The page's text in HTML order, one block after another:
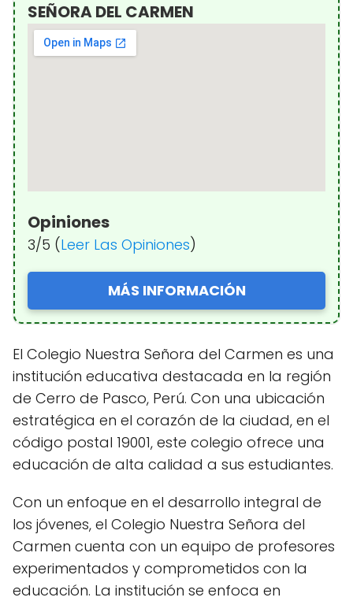
SEÑORA DEL CARMEN
Opiniones
3/5 (Leer Las Opiniones)
MÁS INFORMACIÓN
El Colegio Nuestra Señora del Carmen es una
institución educativa destacada en la región
de Cerro de Pasco, Perú. Con una ubicación
estratégica en el corazón de la ciudad, en el
código postal 19001, este colegio ofrece una
educación de alta calidad a sus estudiantes.
Con un enfoque en el desarrollo integral de
los jóvenes, el Colegio Nuestra Señora del
Carmen cuenta con un equipo de profesores
experimentados y comprometidos con la
educación. La institución se enfoca en